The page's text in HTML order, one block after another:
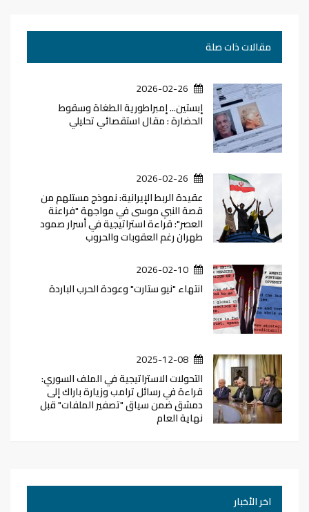
مقالات ذات صلة
2026-02-26
إبستين... إمبراطورية الطغاة وسقوط
الحضارة : مقال استقصائي تحليلي
2026-02-26
عقيدة الربط الإيرانية: نموذج مستلهم من
قصة النبي موسى في مواجهة "فراعنة
العصر": قراءة استراتيجية في أسرار صمود
طهران رغم العقوبات والحروب
2026-02-10
انتهاء "نيو ستارت" وعودة الحرب الباردة
2025-12-08
التحولات الاستراتيجية في الملف السوري:
قراءة في رسائل ترامب وزيارة باراك إلى
دمشق ضمن سياق "تصفير الملفات" قبل
نهاية العام
اخر الأخبار